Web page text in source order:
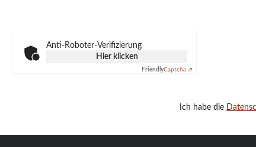
Anti-Roboter-Verifizierung
Hier klicken
FriendlyCaptcha ⇗
Ich habe die